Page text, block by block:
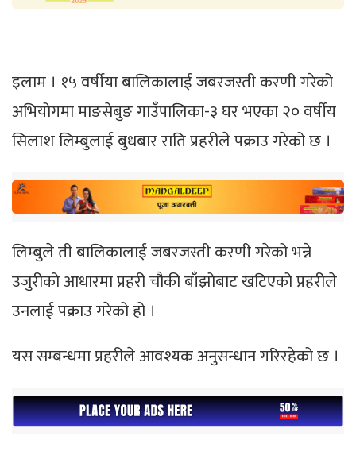
इलाम । १५ वर्षीया बालिकालाई जबरजस्ती करणी गरेको
अभियोगमा माङसेबुङ गाउँपालिका-३ घर भएका २० वर्षीय
सिलाश लिम्बुलाई बुधबार राति प्रहरीले पक्राउ गरेको छ ।
लिम्बुले ती बालिकालाई जबरजस्ती करणी गरेको भन्ने
उजुरीको आधारमा प्रहरी चौकी बाँझोबाट खटिएको प्रहरीले
उनलाई पक्राउ गरेको हो ।
यस सम्बन्धमा प्रहरीले आवश्यक अनुसन्धान गरिरहेको छ ।